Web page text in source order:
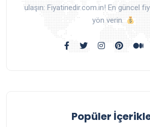
ulaşın: Fiyatinedir.com.in! En güncel
yön verin.
Popüler